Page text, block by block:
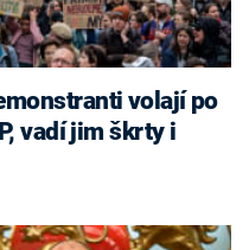
volají po
vadí jim škrty i